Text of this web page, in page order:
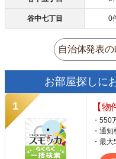
谷中七丁目 0
自治体発表
お部屋探しに
【物
・550
・通
・最